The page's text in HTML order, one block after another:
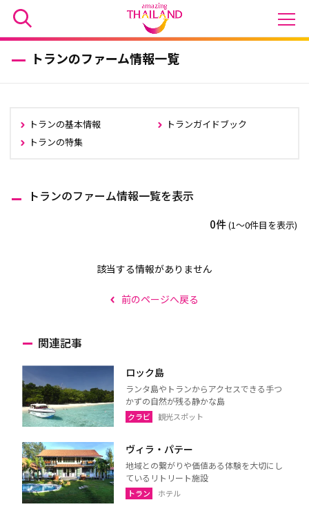
トランのファーム情報一覧
トランの基本情報
トランガイドブック
トランの特集
トランのファーム情報一覧を表示
0件(1〜0件目を表示)
該当する情報がありません
前のページへ戻る
関連記事
ロック島
ランタ島やトランからアクセスできる手つ
かずの自然が残る静かな島
クラビ 観光スポット
ヴィラ・パテー
地域との繋がりや価値ある体験を大切にし
ているリトリート施設
トラン ホテル